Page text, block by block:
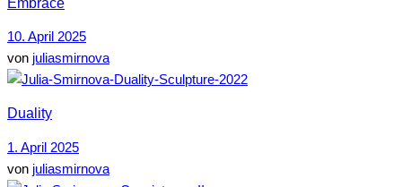
10. April 2025
von juliasmirnova
Duality
1. April 2025
von juliasmirnova